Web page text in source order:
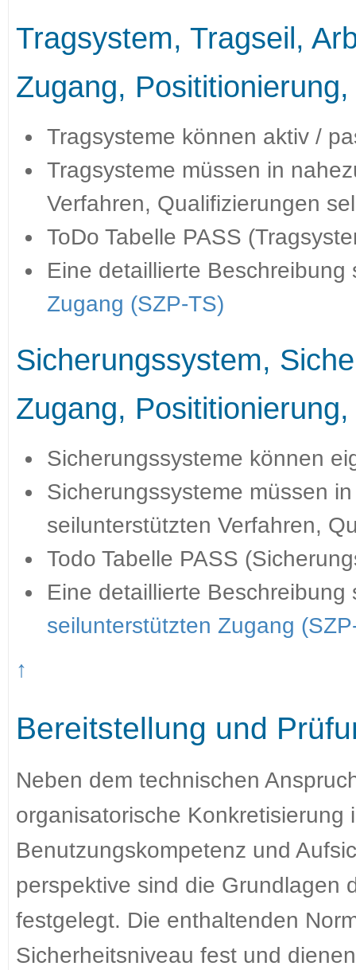
Tragsystem, Tragseil,
Zugang,
Tragsysteme können aktiv /
Tragsysteme müssen in
Verfahren, Qualifizierungen
ToDo Tabelle PASS
Eine detaillierte
Zugang (SZP-TS)
Sicherungssystem,
Zugang,
Sicherungssysteme können
Sicherungssysteme müssen
seilunterstützten Verfahren,
Todo Tabelle PASS
Eine detaillierte
seilunterstützten Zugang
↑
Bereitstellung und
Neben dem technischen
organisatorische Konkretisierung
Benutzungskompetenz und
perspektive sind die Grundlagen
festgelegt. Die enthaltenden
Sicherheitsniveau fest und